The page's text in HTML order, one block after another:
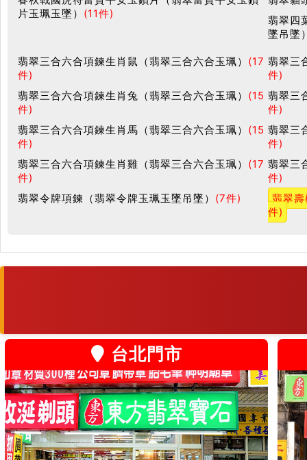
片玉珮玉墜） (11件)
翡翠四
墜吊墜
翡翠三合六合項鍊生肖鼠（翡翠三合六合玉珮） (17
件)
翡翠三
件)
翡翠三合六合項鍊生肖兔（翡翠三合六合玉珮） (15
件)
翡翠三
件)
翡翠三合六合項鍊生肖馬（翡翠三合六合玉珮） (15
件)
翡翠三
件)
翡翠三合六合項鍊生肖雞（翡翠三合六合玉珮） (17
件)
翡翠三
件)
翡翠令牌項鍊（翡翠令牌玉珮玉墜吊墜） (7件)
翡翠
件)
台北門市